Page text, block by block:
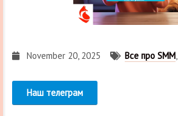
November 20, 2025 Все про SMM,
Наш телеграм